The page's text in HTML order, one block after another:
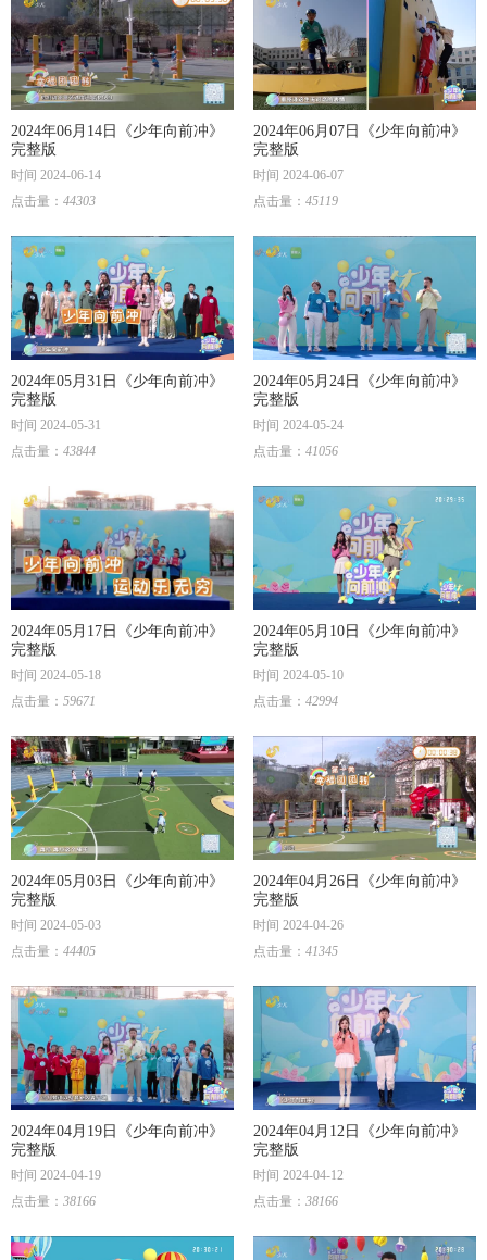
2024年06月14日《少年向前冲》
完整版
时间 2024-06-14
点击量： 44303
2024年06月07日《少年向前冲》
完整版
时间 2024-06-07
点击量： 45119
2024年05月31日《少年向前冲》
完整版
时间 2024-05-31
点击量： 43844
2024年05月24日《少年向前冲》
完整版
时间 2024-05-24
点击量： 41056
2024年05月17日《少年向前冲》
完整版
时间 2024-05-18
点击量： 59671
2024年05月10日《少年向前冲》
完整版
时间 2024-05-10
点击量： 42994
2024年05月03日《少年向前冲》
完整版
时间 2024-05-03
点击量： 44405
2024年04月26日《少年向前冲》
完整版
时间 2024-04-26
点击量： 41345
2024年04月19日《少年向前冲》
完整版
时间 2024-04-19
点击量： 38166
2024年04月12日《少年向前冲》
完整版
时间 2024-04-12
点击量： 38166